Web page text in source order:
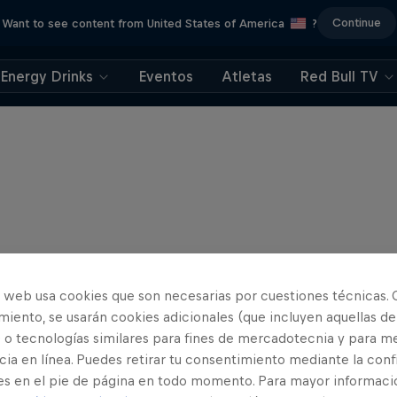
Want to see content from United States of America ? Continue
Energy Drinks Eventos Atletas Red Bull TV
web usa cookies que son necesarias por cuestiones técnicas.
se usarán cookies adicionales (que incluyen aquellas de
tecnologías similares para fines de mercadotecnia y para
en línea. Puedes retirar tu consentimiento mediante la
en el pie de página en todo momento. Para mayor